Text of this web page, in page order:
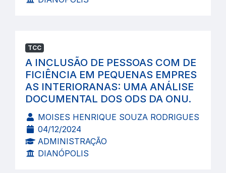
TCC
A INCLUSÃO DE PESSOAS COM DE
FICIÊNCIA EM PEQUENAS EMPRES
AS INTERIORANAS: UMA ANÁLISE
DOCUMENTAL DOS ODS DA ONU.
MOISES HENRIQUE SOUZA RODRIGUES
04/12/2024
ADMINISTRAÇÃO
DIANÓPOLIS